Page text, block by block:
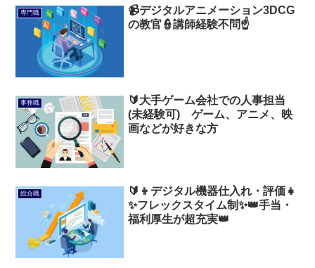
専門職
📹デジタルアニメーション3DCG
の教官👮講師経験不問☝️
事務職
🔰大手ゲーム会社での人事担当
(未経験可) ゲーム、アニメ、映
画などが好きな方
総合職
🔰👦デジタル機器仕入れ・評価👧
✨フレックスタイム制✨👑手当・
福利厚生が超充実👑